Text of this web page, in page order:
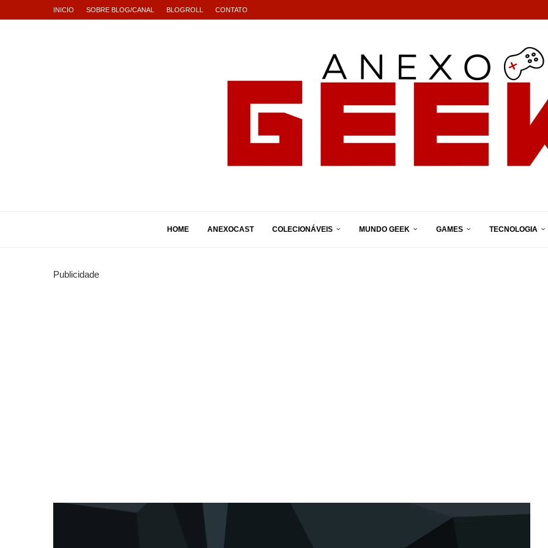
INICIO SOBRE BLOG/CANAL BLOGROLL CONTATO
HOME ANEXOCAST COLECIONÁVEIS MUNDO GEEK GAMES TECNOLOGIA
Publicidade